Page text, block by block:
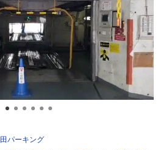
パーキング